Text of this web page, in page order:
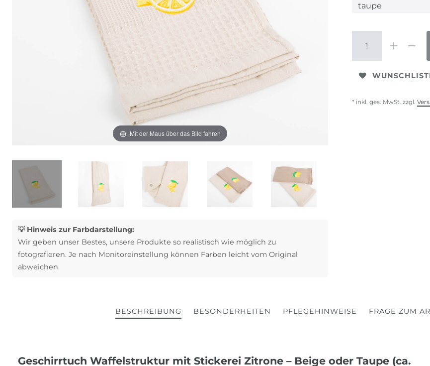
Mit der Maus über das Bild fahren
💡 Hinweis zur Farbdarstellung:
Wir geben unser Bestes, unsere Produkte so realistisch wie möglich zu
fotografieren. Je nach Monitoreinstellung können Farben leicht vom Original
abweichen.
* inkl. ges. MwSt. zzgl.
BESCHREIBUNG BESONDERHEITEN PFLEGEHINWEISE FRAGE ZUM
Geschirrtuch Waffelstruktur mit Stickerei Zitrone – Beige oder Taupe (ca.